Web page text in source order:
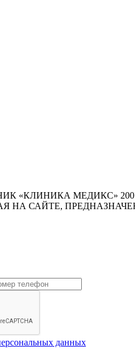
«КЛИНИКА МЕДИКС» 2007 -
НА САЙТЕ,
данных